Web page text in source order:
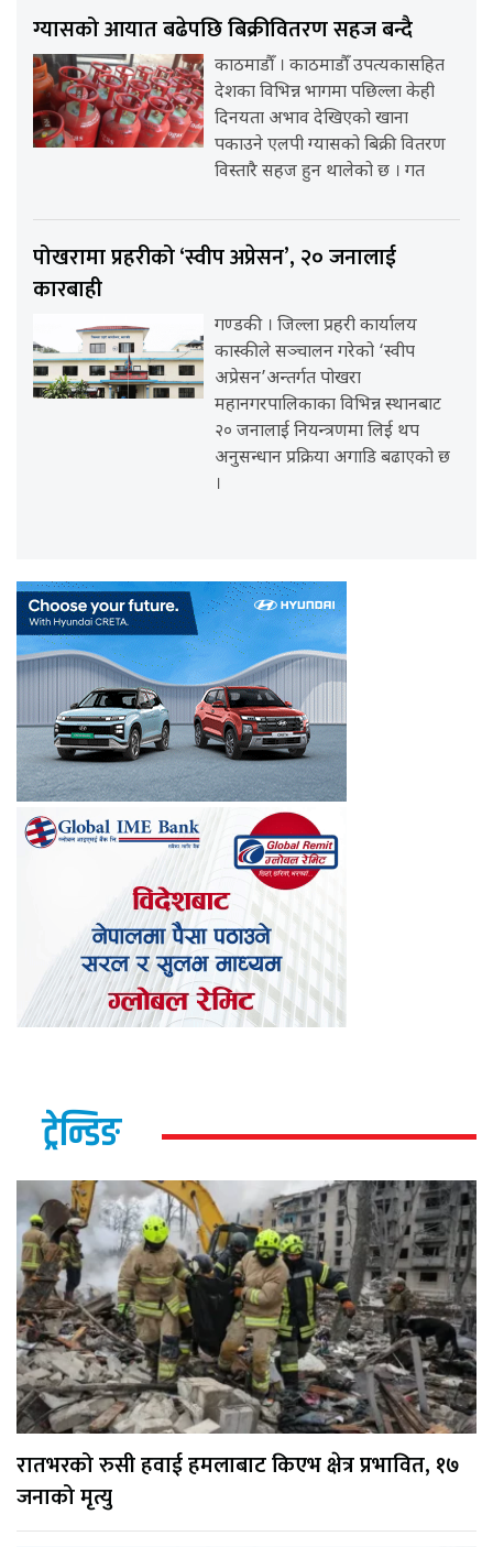
ग्यासको आयात बढेपछि बिक्रीवितरण सहज बन्दै
काठमाडौँ । काठमाडौँ उपत्यकासहित
देशका विभिन्न भागमा पछिल्ला केही
दिनयता अभाव देखिएको खाना
पकाउने एलपी ग्यासको बिक्री वितरण
विस्तारै सहज हुन थालेको छ । गत
पोखरामा प्रहरीको ‘स्वीप अप्रेसन’, २० जनालाई
कारबाही
गण्डकी । जिल्ला प्रहरी कार्यालय
कास्कीले सञ्चालन गरेको ‘स्वीप
अप्रेसन’अन्तर्गत पोखरा
महानगरपालिकाका विभिन्न स्थानबाट
२० जनालाई नियन्त्रणमा लिई थप
अनुसन्धान प्रक्रिया अगाडि बढाएको छ
।
ट्रेन्डिङ
रातभरको रुसी हवाई हमलाबाट किएभ क्षेत्र प्रभावित, १७
जनाको मृत्यु